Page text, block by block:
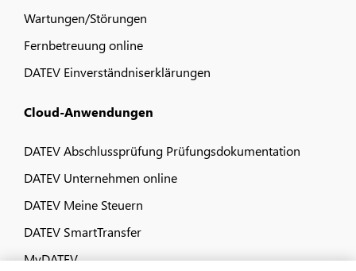
Wartungen/Störungen
Fernbetreuung online
DATEV Einverständniserklärungen
Cloud-Anwendungen
DATEV Abschlussprüfung Prüfungsdokumentation
DATEV Unternehmen online
DATEV Meine Steuern
DATEV SmartTransfer
MyDATEV